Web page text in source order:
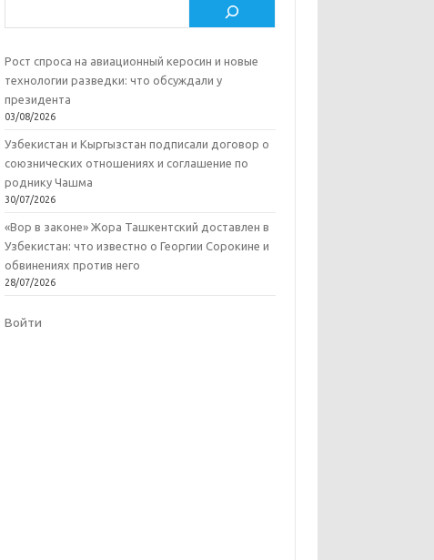
Рост спроса на авиационный керосин и новые
технологии разведки: что обсуждали у
президента
03/08/2026
Узбекистан и Кыргызстан подписали договор о
союзнических отношениях и соглашение по
роднику Чашма
30/07/2026
«Вор в законе» Жора Ташкентский доставлен в
Узбекистан: что известно о Георгии Сорокине и
обвинениях против него
28/07/2026
Войти